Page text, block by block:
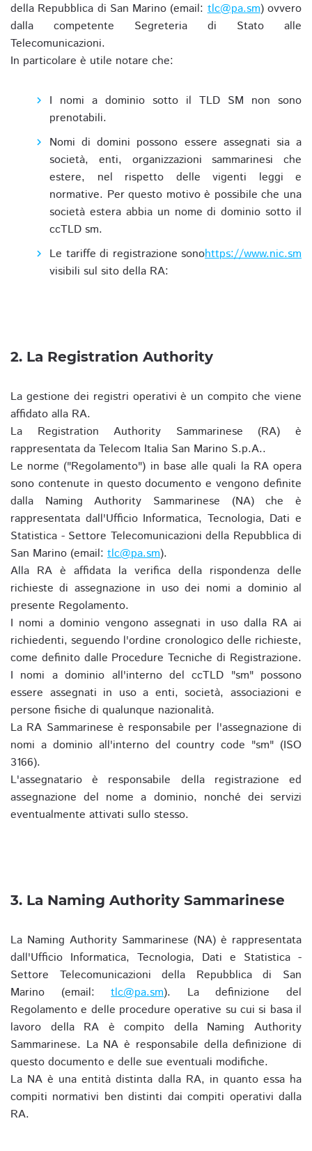
della Repubblica di San Marino (email:tlc@pa.sm) ovvero
dalla competente Segreteria di Stato alle
Telecomunicazioni.
In particolare è utile notare che:
I nomi a dominio sotto il TLD SM non sono
prenotabili.
Nomi di domini possono essere assegnati sia a
società, enti, organizzazioni sammarinesi che
estere, nel rispetto delle vigenti leggi e
normative. Per questo motivo è possibile che una
società estera abbia un nome di dominio sotto il
ccTLD sm.
Le tariffe di registrazione sono
visibili sul sito della RA:
https://www.nic.sm
2. La Registration Authority
La gestione dei registri operativi è un compito che viene
affidato alla RA.
La Registration Authority Sammarinese (RA) è
rappresentata da Telecom Italia San Marino S.p.A..
Le norme ("Regolamento") in base alle quali la RA opera
sono contenute in questo documento e vengono definite
dalla Naming Authority Sammarinese (NA) che è
rappresentata dall'Ufficio Informatica, Tecnologia, Dati e
Statistica - Settore Telecomunicazioni della Repubblica di
San Marino (email: tlc@pa.sm).
Alla RA è affidata la verifica della rispondenza delle
richieste di assegnazione in uso dei nomi a dominio al
presente Regolamento.
I nomi a dominio vengono assegnati in uso dalla RA ai
richiedenti, seguendo l'ordine cronologico delle richieste,
come definito dalle Procedure Tecniche di Registrazione.
I nomi a dominio all'interno del ccTLD "sm" possono
essere assegnati in uso a enti, società, associazioni e
persone fisiche di qualunque nazionalità.
La RA Sammarinese è responsabile per l'assegnazione di
nomi a dominio all'interno del country code "sm" (ISO
3166).
L'assegnatario è responsabile della registrazione ed
assegnazione del nome a dominio, nonché dei servizi
eventualmente attivati sullo stesso.
3. La Naming Authority Sammarinese
La Naming Authority Sammarinese (NA) è rappresentata
dall'Ufficio Informatica, Tecnologia, Dati e Statistica -
Settore Telecomunicazioni della Repubblica di San
Marino (email:tlc@pa.sm). La definizione del
Regolamento e delle procedure operative su cui si basa il
lavoro della RA è compito della Naming Authority
Sammarinese. La NA è responsabile della definizione di
questo documento e delle sue eventuali modifiche.
La NA è una entità distinta dalla RA, in quanto essa ha
compiti normativi ben distinti dai compiti operativi dalla
RA.